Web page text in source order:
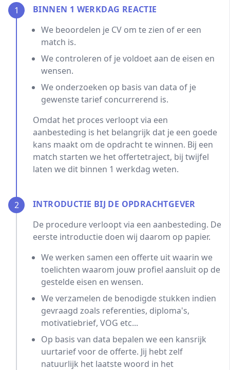
1
BINNEN 1 WERKDAG REACTIE
We beoordelen je CV om te zien of er een
match is.
We controleren of je voldoet aan de eisen en
wensen.
We onderzoeken op basis van data of je
gewenste tarief concurrerend is.
Omdat het proces verloopt via een
aanbesteding is het belangrijk dat je een goede
kans maakt om de opdracht te winnen. Bij een
match starten we het offertetraject, bij twijfel
laten we dit binnen 1 werkdag weten.
2
INTRODUCTIE BIJ DE OPDRACHTGEVER
De procedure verloopt via een aanbesteding. De
eerste introductie doen wij daarom op papier.
We werken samen een offerte uit waarin we
toelichten waarom jouw profiel aansluit op de
gestelde eisen en wensen.
We verzamelen de benodigde stukken indien
gevraagd zoals referenties, diploma's,
motivatiebrief, VOG etc...
Op basis van data bepalen we een kansrijk
uurtarief voor de offerte. Jij hebt zelf
natuurlijk het laatste woord in het